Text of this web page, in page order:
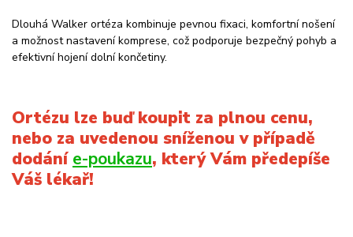
Dlouhá Walker ortéza kombinuje pevnou fixaci, komfortní nošení
a možnost nastavení komprese, což podporuje bezpečný pohyb a
efektivní hojení dolní končetiny.
Ortézu lze buď koupit za plnou cenu,
nebo za uvedenou sníženou v případě
dodání e-poukazu, který Vám předepíše
Váš lékař!